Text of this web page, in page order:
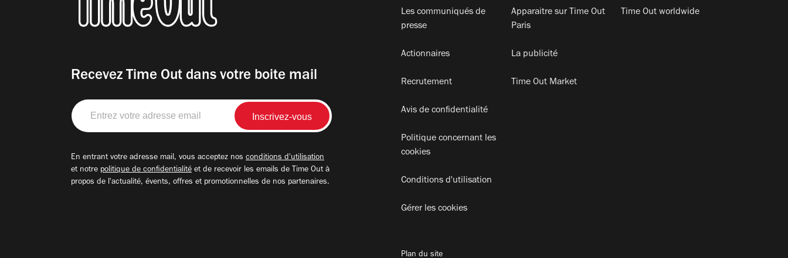
Recevez Time Out dans votre boite mail
Entrez
votre
adresse
En entrant votre adresse mail, vous acceptez nos conditions d'utilisation
et notre politique de confidentialité et de recevoir les emails de Time Out à
propos de l'actualité, évents, offres et promotionnelles de nos partenaires.
Les communiqués de
presse
Actionnaires
Recrutement
Avis de confidentialité
Politique concernant les
cookies
Conditions d'utilisation
Gérer les cookies
Apparaitre sur Time Out
Paris
La publicité
Time Out Market
Time Out worldwide
Plan du site